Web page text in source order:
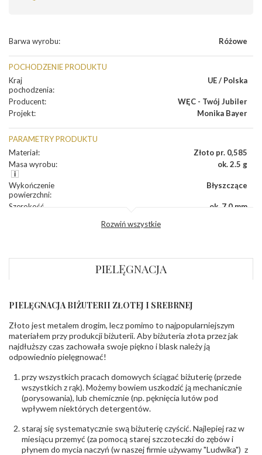
Barwa wyrobu: Różowe
POCHODZENIE PRODUKTU
Kraj
pochodzenia:
UE / Polska
Producent:
WĘC - Twój Jubiler
Projekt: Monika Bayer
PARAMETRY PRODUKTU
Materiał:
Złoto pr. 0,585
Masa wyrobu: ok. 2.5 g
Wykończenie
powierzchni:
Błyszczące
Szerokość
ok. 7,0 mm
dół:
bok
KAMIENIE
kamieni:
Liczba kamieni
Rubin - 1 szt.
Szlif kamieni:
Fasetowy okrągły
Masa kamieni
(łącznie)
INNE PARAMETRY
Producent
WĘC-Twój Jubiler S.C. Artur Węc, Małgorzata
679-25-92-107; sklep@wec.com.pl
Bezpieczeństwo
- rodzaj
Nie nadaje się dla dzieci w wieku poniżej 3 lat
,Elementy w wyrobie wykonane z białego złota
Rozwiń wszystkie
PIELĘGNACJA
PIELĘGNACJA BIŻUTERII ZŁOTEJ I SREBRNEJ
Złoto jest metalem drogim, lecz pomimo to najpopularniejszym
materiałem przy produkcji biżuterii. Aby biżuteria złota przez jak
najdłuższy czas zachowała swoje piękno i blask należy ją
odpowiednio pielęgnować!
przy wszystkich pracach domowych ściągać biżuterię (przede
wszystkich z rąk). Możemy bowiem uszkodzić ją mechanicznie
(porysowania), lub chemicznie (np. pęknięcia lutów pod
wpływem niektórych detergentów.
staraj się systematycznie swą biżuterię czyścić. Najlepiej raz w
miesiącu przemyć (za pomocą starej szczoteczki do zębów i
płynem do mycia naczyń (w naszej firmie używamy "Ludwika") z